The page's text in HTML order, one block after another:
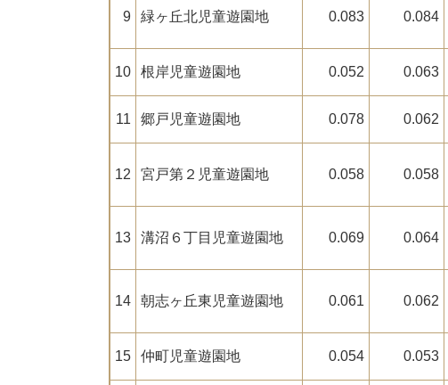
9 緑ヶ丘北児童遊園地 0.083 0.084
10 根岸児童遊園地 0.052 0.063
11 郷戸児童遊園地 0.078 0.062
12 宮戸第２児童遊園地 0.058 0.058
13 溝沼６丁目児童遊園地 0.069 0.064
14 朝志ヶ丘東児童遊園地 0.061 0.062
15 仲町児童遊園地 0.054 0.053